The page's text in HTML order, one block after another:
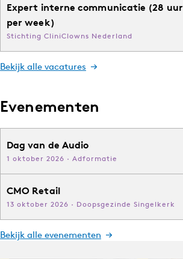
Expert interne communicatie (28 uur
per week)
Stichting CliniClowns Nederland
Bekijk alle vacatures
Evenementen
Dag van de Audio
1 oktober 2026 · Adformatie
CMO Retail
13 oktober 2026 · Doopsgezinde Singelkerk
Bekijk alle evenementen